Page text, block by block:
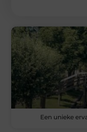
Een unieke